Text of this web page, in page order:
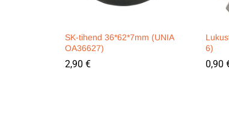
SK-tihend 36*62*7mm (UNIA
OA36627)
2,90 €
6)
0,90